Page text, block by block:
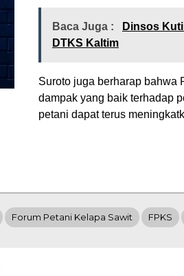
Baca Juga :
Dinsos
DTKS Kaltim
Suroto juga berharap bahwa
dampak yang baik terhadap
petani dapat terus
Forum Petani Kelapa Sawit FPKS